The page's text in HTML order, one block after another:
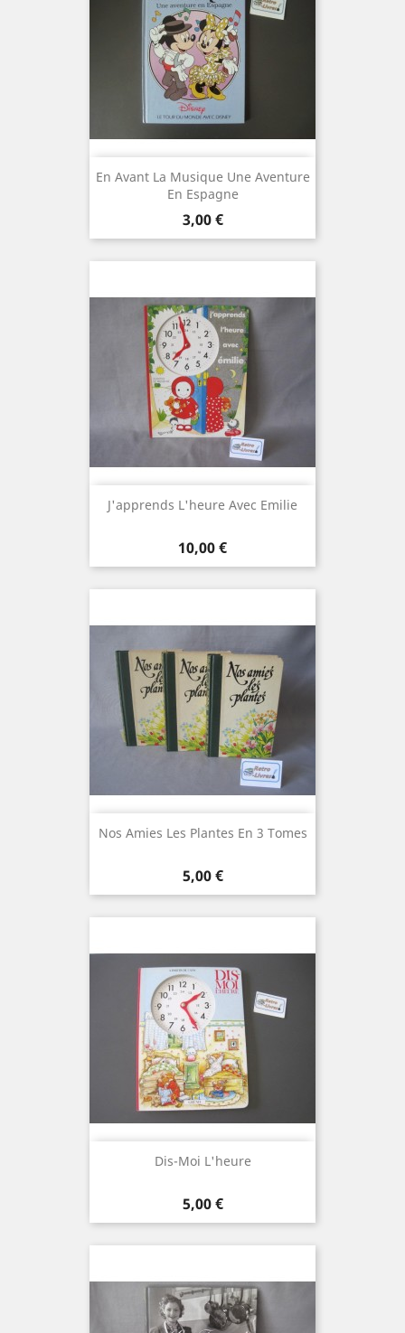
En Avant La Musique Une Aventure
En Espagne
Prix
3,00 €
J'apprends L'heure Avec Emilie
Prix
10,00 €
Nos Amies Les Plantes En 3 Tomes
Prix
5,00 €
Dis-Moi L'heure
Prix
5,00 €